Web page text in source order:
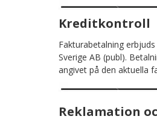
Kreditkontroll
Fakturabetalning
Sverige AB (publ).
angivet på den aktuella
Reklamation